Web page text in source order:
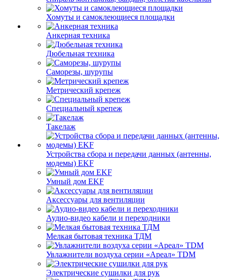
Хомуты и самоклеющиеся площадки
Анкерная техника
Дюбельная техника
Саморезы, шурупы
Метрический крепеж
Специальный крепеж
Такелаж
Устройства сбора и передачи данных (антенны,
модемы) EKF
Умный дом EKF
Аксессуары для вентиляции
Аудио-видео кабели и переходники
Мелкая бытовая техника ТДМ
Увлажнители воздуха серии «Ареал» TDM
Электрические сушилки для рук